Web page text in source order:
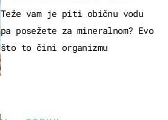
Teže vam je piti običnu vodu
pa posežete za mineralnom? Evo
što to čini organizmu